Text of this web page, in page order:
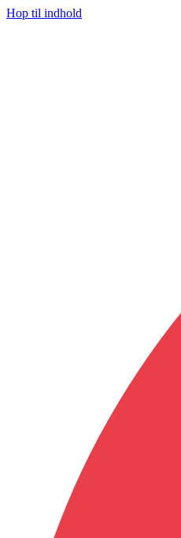
Hop til indhold